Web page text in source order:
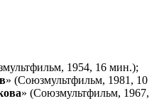
1954, 16 мин.);
» (Союзмультфильм, 1981, 10
» (Союзмультфильм, 1967,